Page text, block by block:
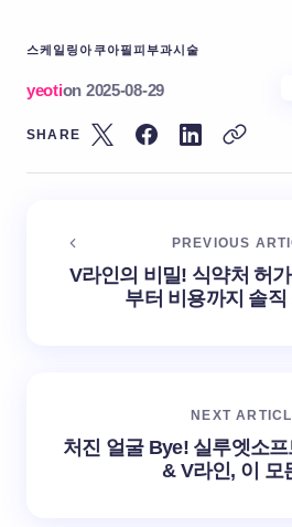
스케일링 아쿠아필피부과시술
yeotion 2025-08-29
SHARE
PREVIOUS
V라인의 비밀! 식약처 허
부터 비용까지 솔직
NEXT
처진 얼굴 Bye! 실루엣소
& V라인, 이 모